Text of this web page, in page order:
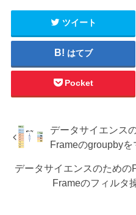
ツイート
はてブ
Pocket
データサイエンス
Frameのgroupby
データサイエンスのための
Frameのフィルタ